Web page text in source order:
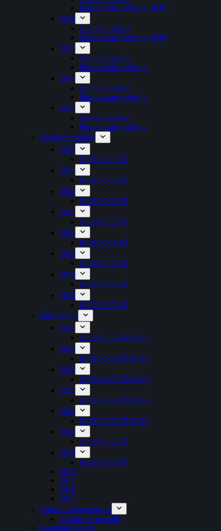
Financované projekty (PDF)
2018
Návrhy projektů
Financované projekty (PDF)
2017
Návrhy projektů
Financované projekty
2016
Návrhy projektů
Financované projekty
2015
Návrhy projektů
Financované projekty
Závěrečné zprávy
2025
HODNOCENÍ
2024
HODNOCENÍ
2023
HODNOCENÍ
2022
HODNOCENÍ
2021
HODNOCENÍ
2020
HODNOCENÍ
2019
HODNOCENÍ
2018
HODNOCENÍ
Dílčí zprávy
2025
HODNOCENÍ (PDF)
2024
HODNOCENÍ (PDF)
2023
HODNOCENÍ (PDF)
2022
HODNOCENÍ (PDF)
2021
HODNOCENÍ (PDF)
2020
HODNOCENÍ
2019
HODNOCENÍ
2018
2017
2016
2015
Zadávací dokumentace
Všeobecná pravidla
Kontrolní činnost